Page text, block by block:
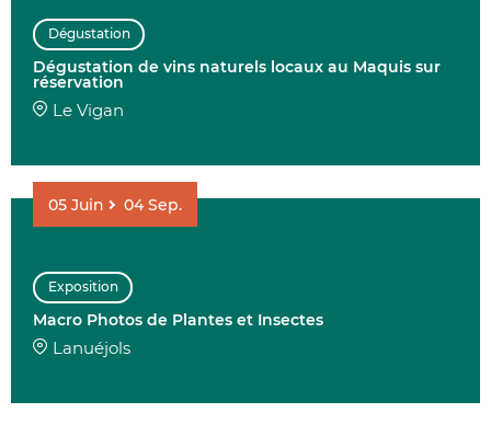
DATE
Dégustation
Dégustation de vins naturels locaux au Maquis sur
réservation
Le Vigan
Exposition
Macro Photos de Plantes et Insectes
Lanuéjols
05 Juin 04 Sep.